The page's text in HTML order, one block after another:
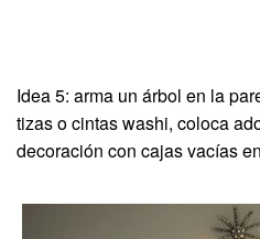
Idea 5: arma un árbol en la
tizas o cintas washi, coloca
decoración con cajas vacías